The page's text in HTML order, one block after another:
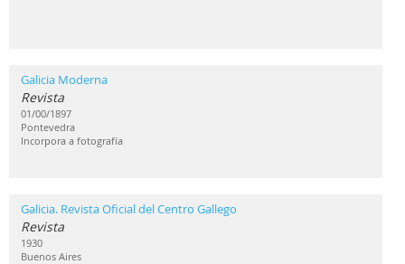
Galicia Moderna
Revista
01/00/1897
Pontevedra
Incorpora a fotografía
Galicia. Revista Oficial del Centro Gallego
Revista
1930
Buenos Aires